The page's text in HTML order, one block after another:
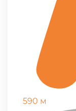
590 м